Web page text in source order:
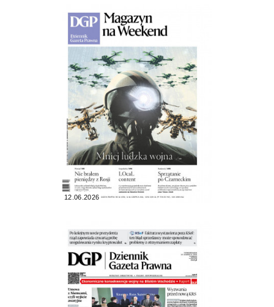
12.06.2026